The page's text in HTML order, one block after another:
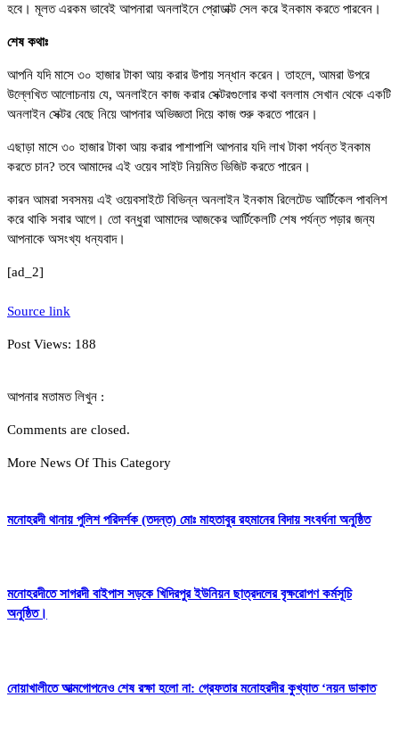
হবে। মূলত এরকম ভাবেই আপনারা অনলাইনে প্রোডাক্ট সেল করে ইনকাম করতে পারবেন।
শেষ কথাঃ
আপনি যদি মাসে ৩০ হাজার টাকা আয় করার উপায় সন্ধান করেন। তাহলে, আমরা উপরে
উল্লেখিত আলোচনায় যে, অনলাইনে কাজ করার সেক্টরগুলোর কথা বললাম সেখান থেকে একটি
অনলাইন সেক্টর বেছে নিয়ে আপনার অভিজ্ঞতা দিয়ে কাজ শুরু করতে পারেন।
এছাড়া মাসে ৩০ হাজার টাকা আয় করার পাশাপাশি আপনার যদি লাখ টাকা পর্যন্ত ইনকাম
করতে চান? তবে আমাদের এই ওয়েব সাইট নিয়মিত ভিজিট করতে পারেন।
কারন আমরা সবসময় এই ওয়েবসাইটে বিভিন্ন অনলাইন ইনকাম রিলেটেড আর্টিকেল পাবলিশ
করে থাকি সবার আগে। তো বন্ধুরা আমাদের আজকের আর্টিকেলটি শেষ পর্যন্ত পড়ার জন্য
আপনাকে অসংখ্য ধন্যবাদ।
[ad_2]
Source link
Post Views: 188
আপনার মতামত লিখুন :
Comments are closed.
More News Of This Category
মনোহরদী থানায় পুলিশ পরিদর্শক (তদন্ত) মোঃ মাহতাবুর রহমানের বিদায় সংবর্ধনা অনুষ্ঠিত
মনোহরদীতে সাগরদী বাইপাস সড়কে খিদিরপুর ইউনিয়ন ছাত্রদলের বৃক্ষরোপণ কর্মসূচি
অনুষ্ঠিত।
নোয়াখালীতে আত্মগোপনেও শেষ রক্ষা হলো না: গ্রেফতার মনোহরদীর কুখ্যাত ‘নয়ন ডাকাত